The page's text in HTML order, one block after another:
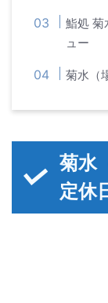
鮨処 菊
ュー
菊水（
菊水
定休